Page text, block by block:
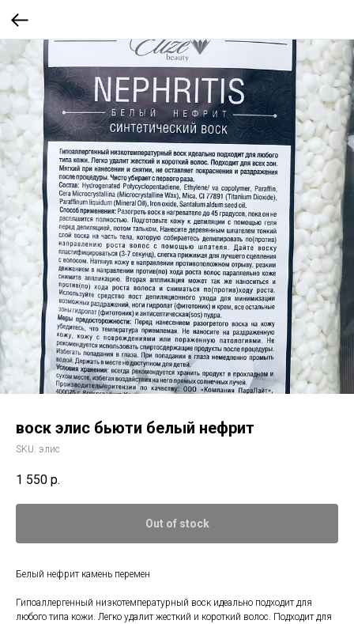
воск элис бьюти белый нефрит
SKU: элис
1 550 р.
Out of stock
Белый нефрит камень перемен
Гипоаллергенный низкотемпературный воск идеально подходит для
любого типа кожи. Легко удалит жесткий и короткий волос. Подходит для